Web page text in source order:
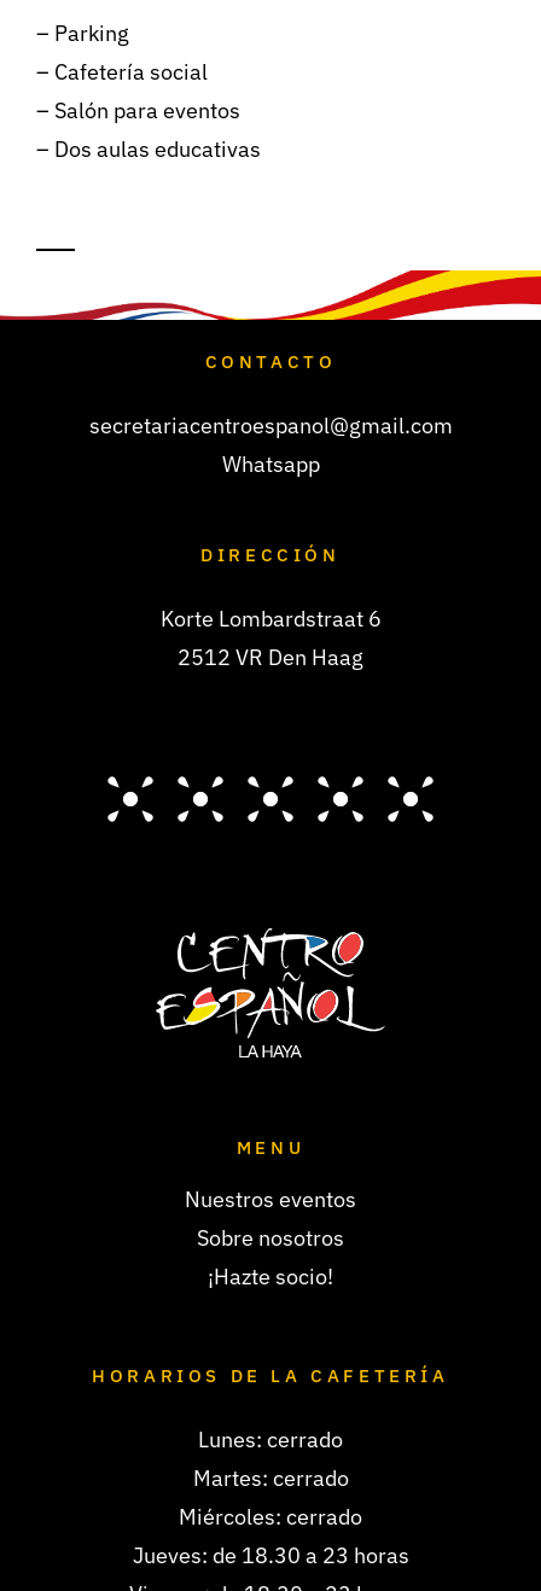
– Parking
– Cafetería social
– Salón para eventos
– Dos aulas educativas
CONTACTO
secretariacentroespanol@gmail.com
Whatsapp
DIRECCIÓN
Korte Lombardstraat 6
2512 VR Den Haag
MENU
Nuestros eventos
Sobre nosotros
¡Hazte socio!
HORARIOS DE LA CAFETERÍA
Lunes: cerrado
Martes: cerrado
Miércoles: cerrado
Jueves: de 18.30 a 23 horas